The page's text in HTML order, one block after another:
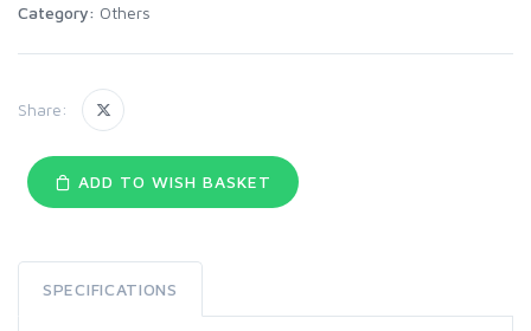
Category: Others
Share:
ADD TO WISH BASKET
SPECIFICATIONS